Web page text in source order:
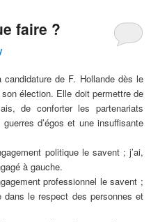
faire ?
de F. Hollande dès le
élection. Elle doit permettre de
de conforter les partenariats
d’égos et une insuffisante
politique le savent ; j’ai,
à gauche.
professionnel le savent ;
dans le respect des personnes et